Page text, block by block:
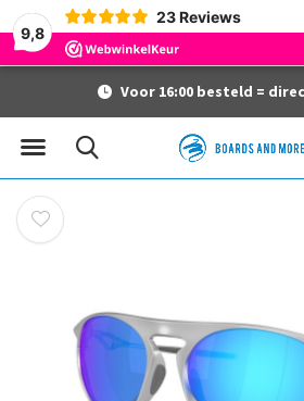
9,8
23 Reviews
Voor 16:00 besteld =